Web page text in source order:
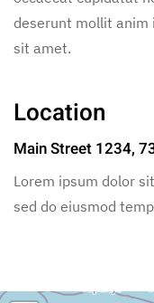
deserunt mollit anim
sit amet.
Location
Main Street 1234,
Lorem ipsum dolor
sed do eiusmod